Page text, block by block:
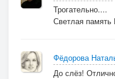
Трогательно....
Светлая
Фёдорова
До слёз!